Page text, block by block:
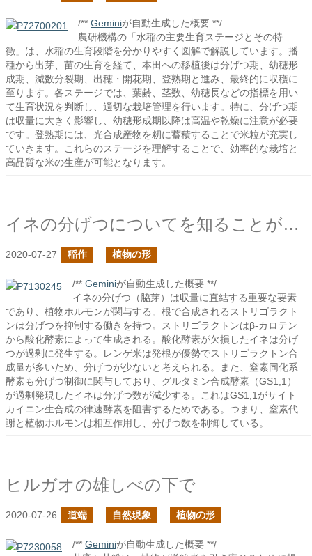
/** Geminiが自動生成した概要 **/
農研機構の「水稲の主要生育ステージとその特
徴」は、水稲の生育段階を分かりやすく図解で解説しています。播
種から出芽、苗の生育を経て、本田への移植後は分げつ期、幼穂形
成期、減数分裂期、出穂・開花期、登熟期と進み、最終的に収穫に
至ります。各ステージでは、葉齢、茎数、幼穂長などの指標を用い
て生育状況を判断し、適切な栽培管理を行います。特に、分げつ期
は収量に大きく影響し、幼穂形成期以降は高温や乾燥に注意が必要
です。登熟期には、光合成産物を籾に蓄積することで米粒が充実し
ていきます。これらのステージを理解することで、効率的な栽培と
高品質な米の生産が可能となります。
イネの分げつについてを知ることが大事
2020-07-27 稲作 植物の形
/** Geminiが自動生成した概要 **/
イネの分げつ（脇芽）は収量に直結する重要な要素
であり、植物ホルモンが関与する。根で合成されるストリゴラクト
ンは分げつを抑制する働きを持つ。ストリゴラクトンはβ-カロテン
から酸化酵素によって生成される。酸化酵素が欠損したイネは分げ
つが過剰に発生する。レンゲ米は発根が優勢でストリゴラクトン合
成量が多いため、分げつが少ないと考えられる。また、窒素同化系
酵素も分げつ制御に関与しており、グルタミン合成酵素（GS1;1）
が過剰発現したイネは分げつ数が減少する。これはGS1;1がサイト
カイニン生合成の律速酵素を阻害するためである。つまり、窒素代
謝と植物ホルモンは相互作用し、分げつ数を制御している。
ヒルガオの雄しべの下で
2020-07-26 道端 自然現象 植物の形
/** Geminiが自動生成した概要 **/